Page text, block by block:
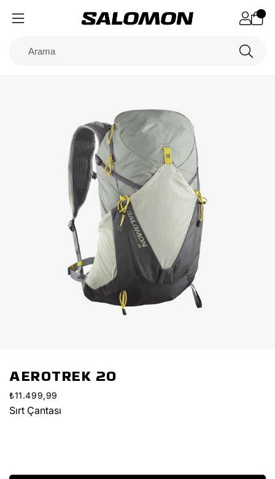
AEROTREK 20
₺11.499,99
Sırt Çantası